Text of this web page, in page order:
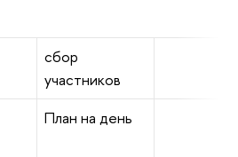
сбор
участников
План на день